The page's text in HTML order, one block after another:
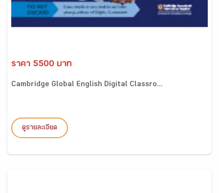
ราคา 5500 บาท
Cambridge Global English Digital Classro...
ดูรายละเอียด